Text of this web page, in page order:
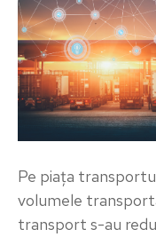
Pe piața
volumele
transport s-au